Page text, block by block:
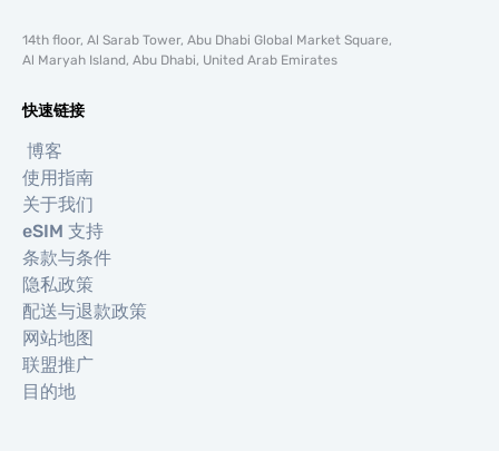
14th floor, Al Sarab Tower, Abu Dhabi Global Market Square,
Al Maryah Island, Abu Dhabi, United Arab Emirates
快速链接
博客
使用指南
关于我们
eSIM 支持
条款与条件
隐私政策
配送与退款政策
网站地图
联盟推广
目的地